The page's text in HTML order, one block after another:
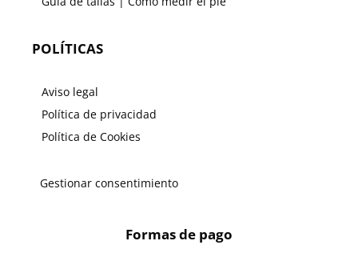
POLÍTICAS
Aviso legal
Política de privacidad
Política de Cookies
Gestionar consentimiento
Formas de pago